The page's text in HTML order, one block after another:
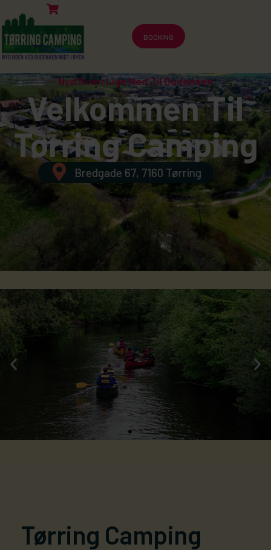
BOOKING
Nyd Roen Lige Ned Til Gudenåen
Velkommen Til
Tørring Camping
Bredgade 67, 7160 Tørring
Tørring Camping